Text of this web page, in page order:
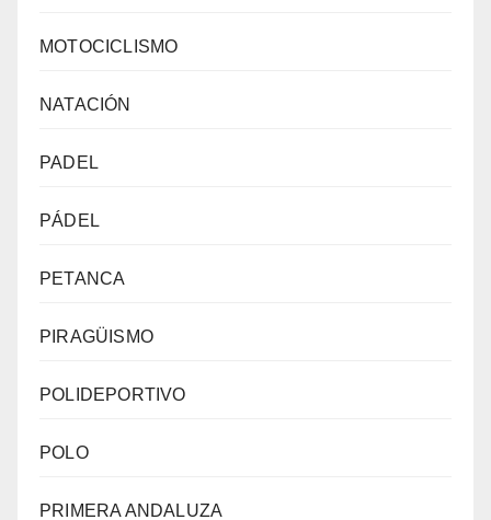
MOTOCICLISMO
NATACIÓN
PADEL
PÁDEL
PETANCA
PIRAGÜISMO
POLIDEPORTIVO
POLO
PRIMERA ANDALUZA